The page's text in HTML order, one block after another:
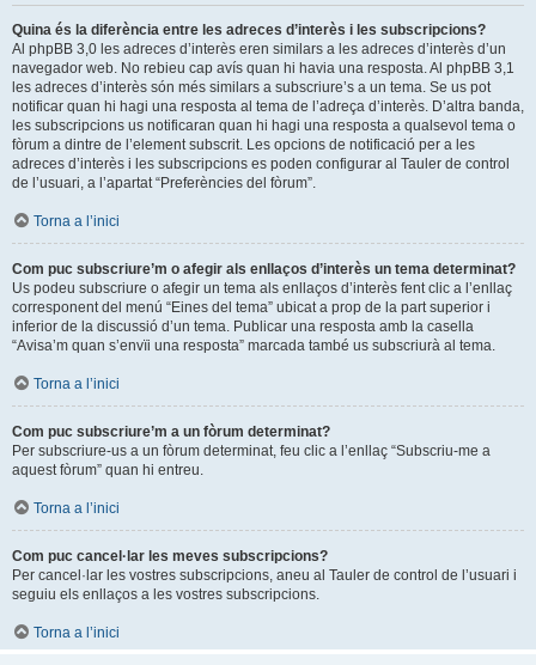
Quina és la diferència entre les adreces d’interès i les subscripcions?
Al phpBB 3,0 les adreces d’interès eren similars a les adreces d’interès d’un
navegador web. No rebieu cap avís quan hi havia una resposta. Al phpBB 3,1
les adreces d’interès són més similars a subscriure’s a un tema. Se us pot
notificar quan hi hagi una resposta al tema de l’adreça d’interès. D’altra banda,
les subscripcions us notificaran quan hi hagi una resposta a qualsevol tema o
fòrum a dintre de l’element subscrit. Les opcions de notificació per a les
adreces d’interès i les subscripcions es poden configurar al Tauler de control
de l’usuari, a l’apartat “Preferències del fòrum”.
Torna a l’inici
Com puc subscriure’m o afegir als enllaços d’interès un tema determinat?
Us podeu subscriure o afegir un tema als enllaços d’interès fent clic a l’enllaç
corresponent del menú “Eines del tema” ubicat a prop de la part superior i
inferior de la discussió d’un tema. Publicar una resposta amb la casella
“Avisa’m quan s’envïi una resposta” marcada també us subscriurà al tema.
Torna a l’inici
Com puc subscriure’m a un fòrum determinat?
Per subscriure-us a un fòrum determinat, feu clic a l’enllaç “Subscriu-me a
aquest fòrum” quan hi entreu.
Torna a l’inici
Com puc cancel·lar les meves subscripcions?
Per cancel·lar les vostres subscripcions, aneu al Tauler de control de l’usuari i
seguiu els enllaços a les vostres subscripcions.
Torna a l’inici